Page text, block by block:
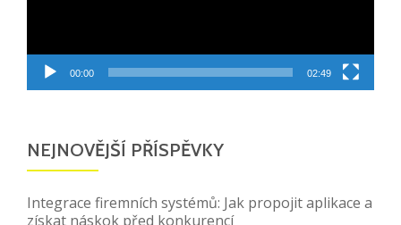
00:00 02:49
NEJNOVĚJŠÍ PŘÍSPĚVKY
Integrace firemních systémů: Jak propojit aplikace a
získat náskok před konkurencí